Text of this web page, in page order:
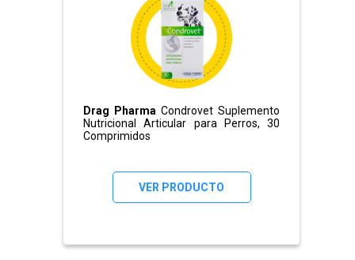
Drag Pharma Condrovet Suplemento
Nutricional Articular para Perros, 30
Comprimidos
VER PRODUCTO